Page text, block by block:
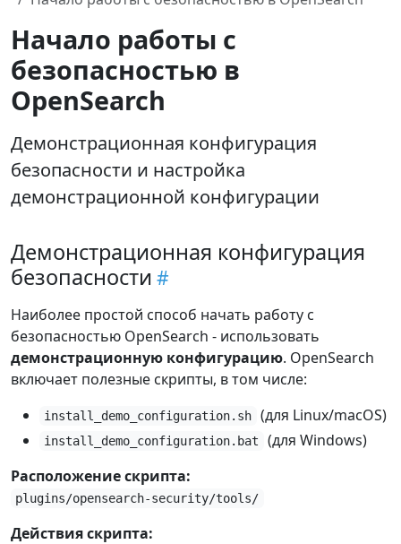
Начало работы с
безопасностью в
OpenSearch
Демонстрационная конфигурация
безопасности и настройка
демонстрационной конфигурации
Демонстрационная конфигурация
безопасности
Наиболее простой способ начать работу с
безопасностью OpenSearch - использовать
демонстрационную конфигурацию. OpenSearch
включает полезные скрипты, в том числе:
install_demo_configuration.sh (для Linux/macOS)
install_demo_configuration.bat
(для Windows)
Расположение скрипта:
plugins/opensearch-security/tools/
Действия скрипта: